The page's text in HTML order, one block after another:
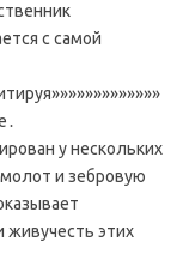
с самой
у нескольких
и зебровую
живучесть этих